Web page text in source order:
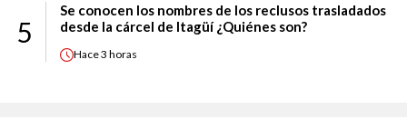
5
Se conocen los nombres de los reclusos trasladados
desde la cárcel de Itagüí ¿Quiénes son?
Hace3 horas